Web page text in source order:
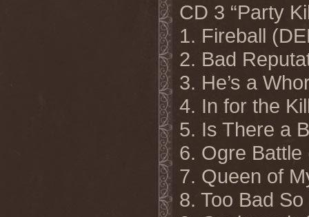
CD 3 “Party
1. Fireball
2. Bad
3. He’s a
4. In for the
5. Is There a
6. Ogre Battle
7. Queen of
8. Too Bad